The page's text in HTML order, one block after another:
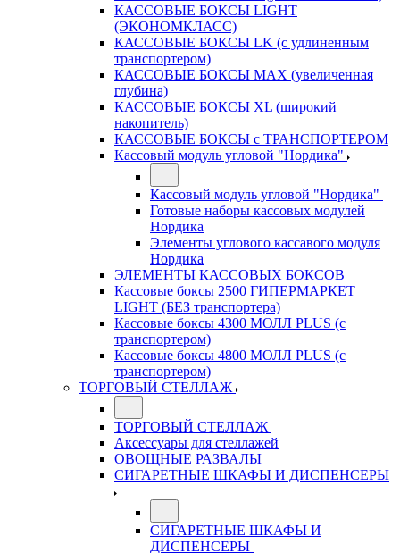
КАССОВЫЕ БОКСЫ LIGHT
(ЭКОНОМКЛАСС)
КАССОВЫЕ БОКСЫ LK (с удлиненным
транспортером)
КАССОВЫЕ БОКСЫ MAX (увеличенная
глубина)
КАССОВЫЕ БОКСЫ XL (широкий
накопитель)
КАССОВЫЕ БОКСЫ с ТРАНСПОРТЕРОМ
Кассовый модуль угловой "Нордика"
Кассовый модуль угловой "Нордика"
Готовые наборы кассовых модулей
Нордика
Элементы углового кассавого модуля
Нордика
ЭЛЕМЕНТЫ КАССОВЫХ БОКСОВ
Кассовые боксы 2500 ГИПЕРМАРКЕТ
LIGHT (БЕЗ транспортера)
Кассовые боксы 4300 МОЛЛ PLUS (с
транспортером)
Кассовые боксы 4800 МОЛЛ PLUS (с
транспортером)
ТОРГОВЫЙ СТЕЛЛАЖ
ТОРГОВЫЙ СТЕЛЛАЖ
Аксессуары для стеллажей
ОВОЩНЫЕ РАЗВАЛЫ
СИГАРЕТНЫЕ ШКАФЫ И ДИСПЕНСЕРЫ
СИГАРЕТНЫЕ ШКАФЫ И
ДИСПЕНСЕРЫ